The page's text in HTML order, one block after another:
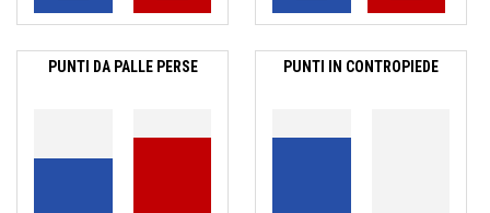
PUNTI DA PALLE PERSE PUNTI IN CONTROPIEDE